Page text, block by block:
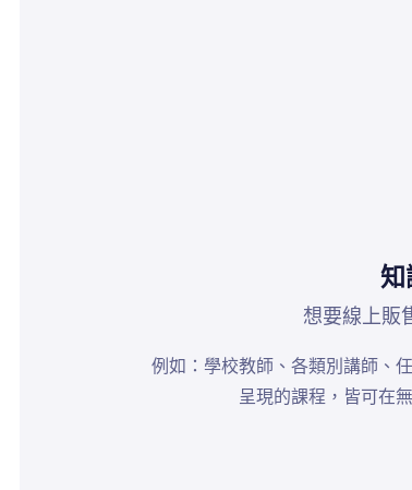
知
想要線上販
例如：學校教師、各類別講師、
呈現的課程，皆可在